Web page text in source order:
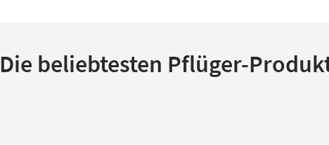
Die beliebtesten Pflüger-